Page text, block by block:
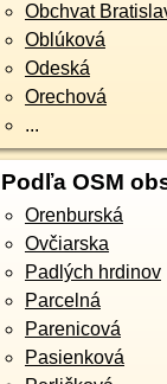
Obchvat
Oblúková
Odeská
Orechová
...
Podľa OSM
Orenburská
Ovčiarska
Padlých hrdinov
Parcelná
Parenicová
Pasienková